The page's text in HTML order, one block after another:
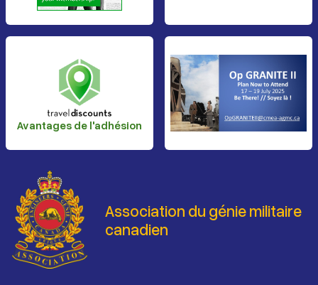
Avantages de l'adhésion
Association du génie militaire
canadien